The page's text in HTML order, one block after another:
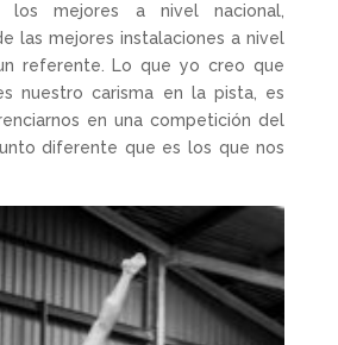
mejores a nivel nacional,
las mejores instalaciones a nivel
referente. Lo que yo creo que
nuestro carisma en la pista, es
en una competición del
diferente que es los que nos